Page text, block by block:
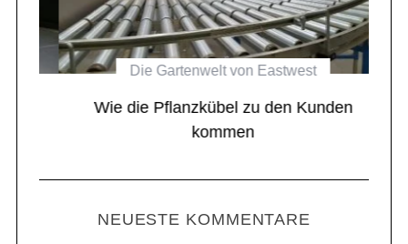
Die Gartenwelt von Eastwest
Wie die Pflanzkübel zu den Kunden
kommen
NEUESTE KOMMENTARE